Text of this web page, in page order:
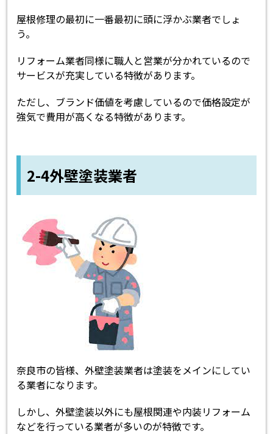
屋根修理の最初に一番最初に頭に浮かぶ業者でしょ
う。
リフォーム業者同様に職人と営業が分かれているので
サービスが充実している特徴があります。
ただし、ブランド価値を考慮しているので価格設定が
強気で費用が高くなる特徴があります。
2-4外壁塗装業者
奈良市の皆様、外壁塗装業者は塗装をメインにしてい
る業者になります。
しかし、外壁塗装以外にも屋根関連や内装リフォーム
などを行っている業者が多いのが特徴です。